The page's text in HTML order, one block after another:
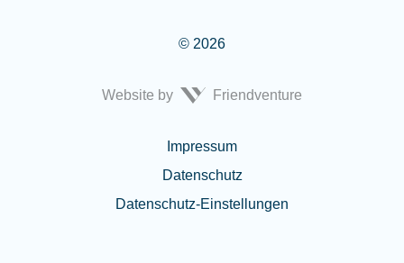
© 2026
Website by Friendventure
Impressum
Datenschutz
Datenschutz-Einstellungen